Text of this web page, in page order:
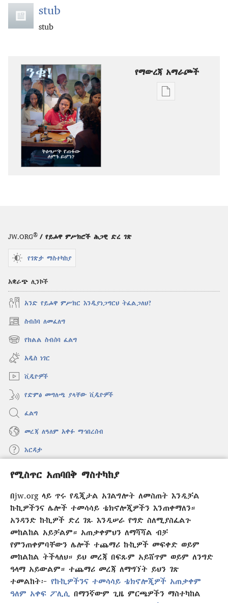
የሚስጥር አጠባበቅ ማስተካከያ
በjw.org ላይ ጥሩ የዲጂታል አገልግሎት ለመስጠት እንዲቻል
ኩኪዎችንና ሌሎች ተመሳሳይ ቴክኖሎጂዎችን እንጠቀማለን።
አንዳንድ ኩኪዎች ድረ ገጹ እንዲሠራ የግድ ስለሚያስፈልጉ
መከልከል አይቻልም። አጠቃቀምህን ለማሻሻል ብቻ
የምንጠቀምባቸውን ሌሎች ተጨማሪ ኩኪዎች መፍቀድ ወይም
መከልከል ትችላለህ። ይህ መረጃ በፍጹም አይሸጥም ወይም ለንግድ
ዓላማ አይውልም። ተጨማሪ መረጃ ለማግኘት ይህን ገጽ
ተመልከት፦ የኩኪዎችንና ተመሳሳይ ቴክኖሎጂዎች አጠቃቀም
ዓለም አቀፍ ፖሊሲ
በማንኛውም ጊዜ ምርጫዎችን ማስተካከል
stub
stub
የማውረጃ አማራጮች
የሕትመት
JW.ORG® / የይሖዋ ምሥክሮች ሕጋዊ ድረ ገጽ
የገጽታ ማስተካከያ
አቋራጭ ሊንኮች
አንድ የይሖዋ ምሥክር እንዲያነጋግርህ ትፈልጋለህ?
ስብሰባ ለመፈለግ
(አዲስ
ዊንዶው
ክፈት)
የክልል ስብሰባ ፈልግ
(አዲስ
ዊንዶው
ክፈት)
አዲስ ነገር
ቪዲዮዎች
የድምፅ መግለጫ ያላቸው ቪዲዮዎች
ፈልግ
መረጃ ለዓለም አቀፉ ማኅበረሰብ
እርዳታ
መዋጮዎች
(አዲስ
ክፈት)
የመጠበቂያ ግንብ የኢንተርኔት ቤተ መጻሕፍት
(አዲስ
ዊንዶው
®
(አዲስ
ዊንዶው
JW Library ® አፕሊኬሽን